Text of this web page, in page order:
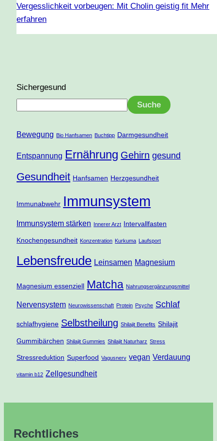
Vergesslichkeit vorbeugen: Mit Cholin geistig fit Mehr
erfahren
Sichergesund
Suche
Bewegung Bio Hanfsamen Buchtipp Darmgesundheit
Entspannung Ernährung Gehirn gesund
Gesundheit Hanfsamen Herzgesundheit
Immunabwehr Immunsystem
Immunsystem stärken Innerer Arzt Intervallfasten
Knochengesundheit Konzentration Kurkuma Laufsport
Lebensfreude Leinsamen Magnesium
Magnesium essenziell Matcha Nahrungsergänzungsmittel
Nervensystem Neurowissenschaft Protein Psyche Schlaf
schlafhygiene Selbstheilung Shilajit Benefits Shilajit
Gummibärchen Shilajit Gummies Shilajit Naturharz Stress
Stressreduktion Superfood Vagusnerv vegan Verdauung
vitamin b12 Zellgesundheit
Rechtliches